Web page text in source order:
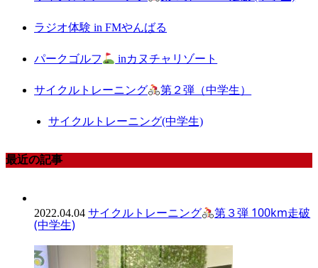
ラジオ体験 in FMやんばる
パークゴルフ inカヌチャリゾート
サイクルトレーニング 第２弾（中学生）
サイクルトレーニング(中学生)
最近の記事
2022.04.04 サイクルトレーニング 第３弾 100km走破
(中学生)